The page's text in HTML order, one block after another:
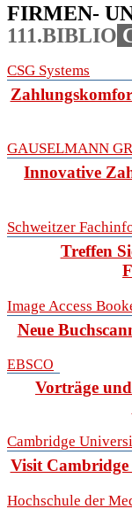
FIRMEN-
111.BIBLIO
CSG Systems
GAUSELMANN
Innovative
Schweitzer
Treffen
Image Access
Neue
EBSCO
Vorträge
Cambridge
Visit Cambridge
Hochschule der